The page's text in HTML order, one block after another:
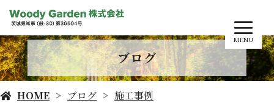
MENU
ブログ
HOME ブログ
施工事例